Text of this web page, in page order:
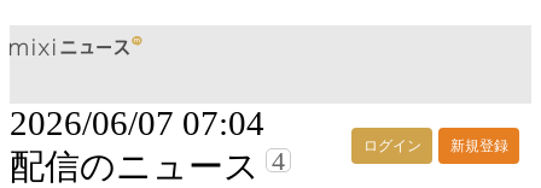
ログイン 新規登録
2026/06/07 07:04
配信のニュース 4